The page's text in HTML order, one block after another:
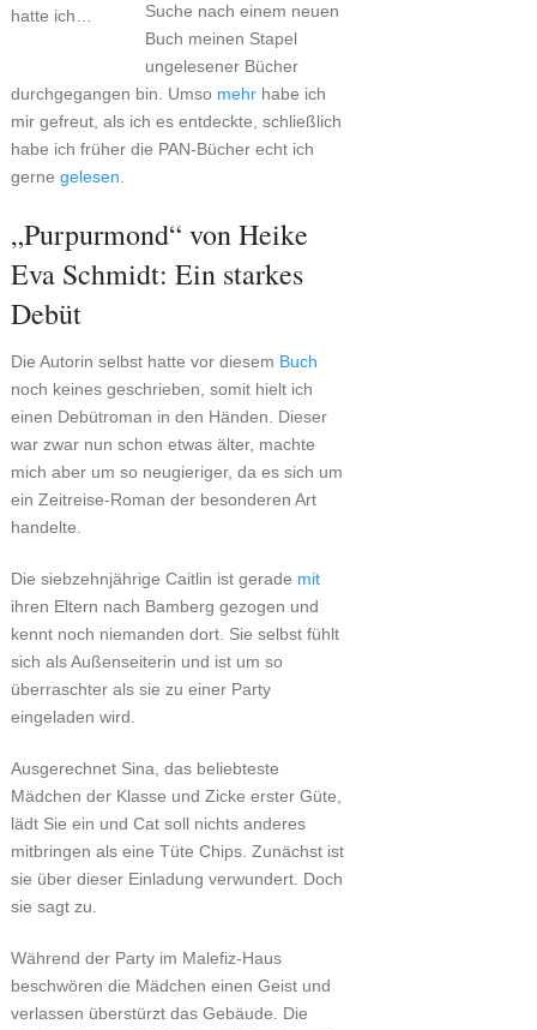
Suche nach einem neuen
Buch meinen Stapel
ungelesener Bücher
durchgegangen bin. Umso mehrhabe ich
mir gefreut, als ich es entdeckte, schließlich
habe ich früher die PAN-Bücher echt ich
gerne gelesen
„Purpurmond“ von Heike
Eva Schmidt: Ein starkes
Debüt
Die Autorin selbst hatte vor diesem Buch
noch keines geschrieben, somit hielt ich
einen Debütroman in den Händen. Dieser
war zwar nun schon etwas älter, machte
mich aber um so neugieriger, da es sich um
ein Zeitreise-Roman der besonderen Art
handelte.
Die siebzehnjährige Caitlin ist gerade mit
ihren Eltern nach Bamberg gezogen und
kennt noch niemanden dort. Sie selbst fühlt
sich als Außenseiterin und ist um so
überraschter als sie zu einer Party
eingeladen wird.
Ausgerechnet Sina, das beliebteste
Mädchen der Klasse und Zicke erster Güte,
lädt Sie ein und Cat soll nichts anderes
mitbringen als eine Tüte Chips. Zunächst ist
sie über dieser Einladung verwundert. Doch
sie sagt zu.
Während der Party im Malefiz-Haus
beschwören die Mädchen einen Geist und
verlassen überstürzt das Gebäude. Die